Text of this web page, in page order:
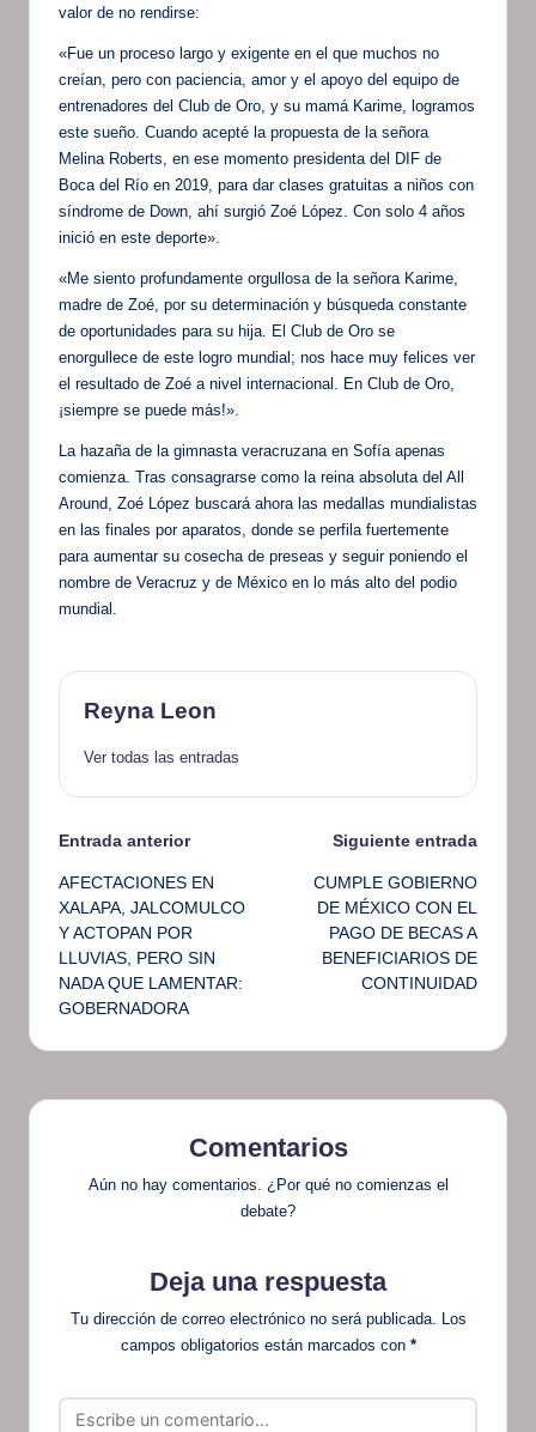
valor de no rendirse:
«Fue un proceso largo y exigente en el que muchos no
creían, pero con paciencia, amor y el apoyo del equipo de
entrenadores del Club de Oro, y su mamá Karime, logramos
este sueño. Cuando acepté la propuesta de la señora
Melina Roberts, en ese momento presidenta del DIF de
Boca del Río en 2019, para dar clases gratuitas a niños con
síndrome de Down, ahí surgió Zoé López. Con solo 4 años
inició en este deporte».
«Me siento profundamente orgullosa de la señora Karime,
madre de Zoé, por su determinación y búsqueda constante
de oportunidades para su hija. El Club de Oro se
enorgullece de este logro mundial; nos hace muy felices ver
el resultado de Zoé a nivel internacional. En Club de Oro,
¡siempre se puede más!».
La hazaña de la gimnasta veracruzana en Sofía apenas
comienza. Tras consagrarse como la reina absoluta del All
Around, Zoé López buscará ahora las medallas mundialistas
en las finales por aparatos, donde se perfila fuertemente
para aumentar su cosecha de preseas y seguir poniendo el
nombre de Veracruz y de México en lo más alto del podio
mundial.
Reyna Leon
Ver todas las entradas
Navegación
de
entradas
Entrada anterior
AFECTACIONES EN
XALAPA, JALCOMULCO
Y ACTOPAN POR
LLUVIAS, PERO SIN
NADA QUE LAMENTAR:
GOBERNADORA
Siguiente entrada
CUMPLE GOBIERNO
DE MÉXICO CON EL
PAGO DE BECAS A
BENEFICIARIOS DE
CONTINUIDAD
Comentarios
Aún no hay comentarios. ¿Por qué no comienzas el
debate?
Deja una respuesta
Tu dirección de correo electrónico no será publicada. Los
campos obligatorios están marcados con *